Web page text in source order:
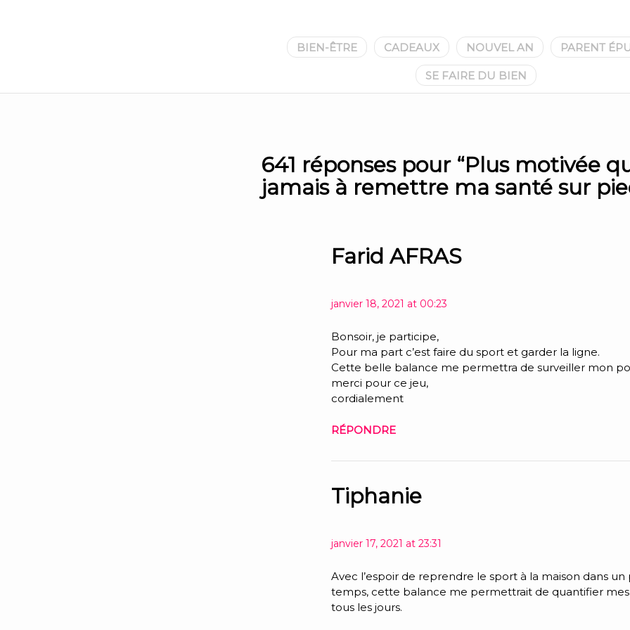
BIEN-ÊTRE CADEAUX NOUVEL AN PARENT
SE FAIRE DU BIEN
641 réponses pour “Plus motivée
jamais à remettre ma santé sur
Farid AFRAS
janvier 18, 2021 at 00:23
Bonsoir, je participe,
Pour ma part c’est faire du sport et garder la ligne.
Cette belle balance me permettra de surveiller mon
merci pour ce jeu,
cordialement
RÉPONDRE
Tiphanie
janvier 17, 2021 at 23:31
Avec l’espoir de reprendre le sport à la maison dans
temps, cette balance me permettrait de quantifier
tous les jours.